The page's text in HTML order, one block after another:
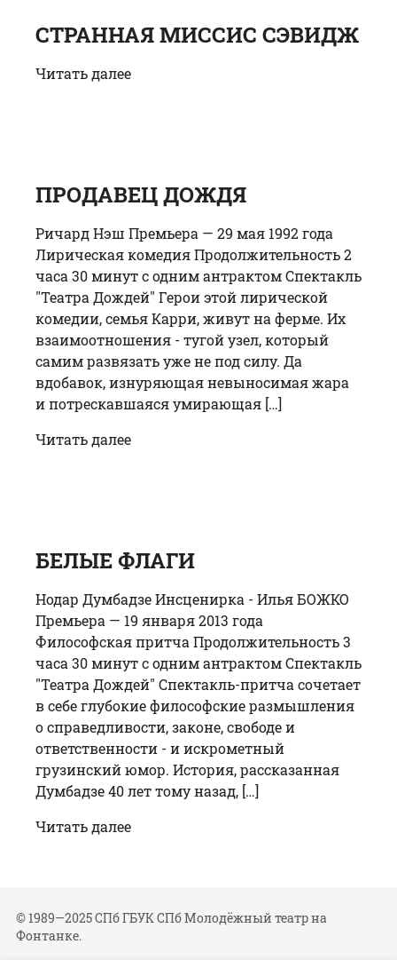
СТРАННАЯ МИССИС СЭВИДЖ
Читать далее
ПРОДАВЕЦ ДОЖДЯ
Ричард Нэш Премьера — 29 мая 1992 года
Лирическая комедия Продолжительность 2
часа 30 минут с одним антрактом Спектакль
"Театра Дождей" Герои этой лирической
комедии, семья Карри, живут на ферме. Их
взаимоотношения - тугой узел, который
самим развязать уже не под силу. Да
вдобавок, изнуряющая невыносимая жара
и потрескавшаяся умирающая […]
Читать далее
БЕЛЫЕ ФЛАГИ
Нодар Думбадзе Инсценирка - Илья БОЖКО
Премьера — 19 января 2013 года
Философская притча Продолжительность 3
часа 30 минут с одним антрактом Спектакль
"Театра Дождей" Спектакль-притча сочетает
в себе глубокие философские размышления
о справедливости, законе, свободе и
ответственности - и искрометный
грузинский юмор. История, рассказанная
Думбадзе 40 лет тому назад, […]
Читать далее
© 1989—2025 СПб ГБУК СПб Молодёжный театр на
Фонтанке.